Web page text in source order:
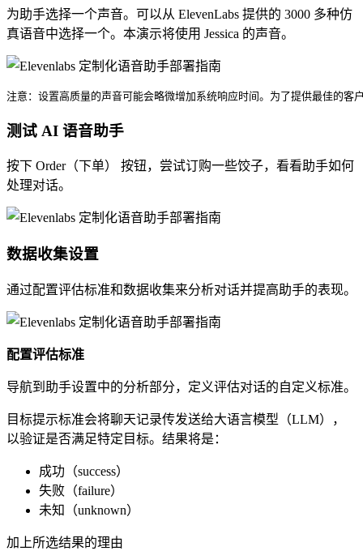
为助手选择一个声音。可以从 ElevenLabs 提供的 3000 多种仿
真语音中选择一个。本演示将使用 Jessica 的声音。
注意：设置高质量的声音可能会略微增加系统响应时间。为了提供最佳的
测试 AI 语音助手
按下 Order（下单） 按钮，尝试订购一些饺子，看看助手如何
处理对话。
数据收集设置
通过配置评估标准和数据收集来分析对话并提高助手的表现。
配置评估标准
导航到助手设置中的分析部分，定义评估对话的自定义标准。
目标提示标准会将聊天记录传发送给大语言模型（LLM），
以验证是否满足特定目标。结果将是：
成功（success）
失败（failure）
未知（unknown）
加上所选结果的理由